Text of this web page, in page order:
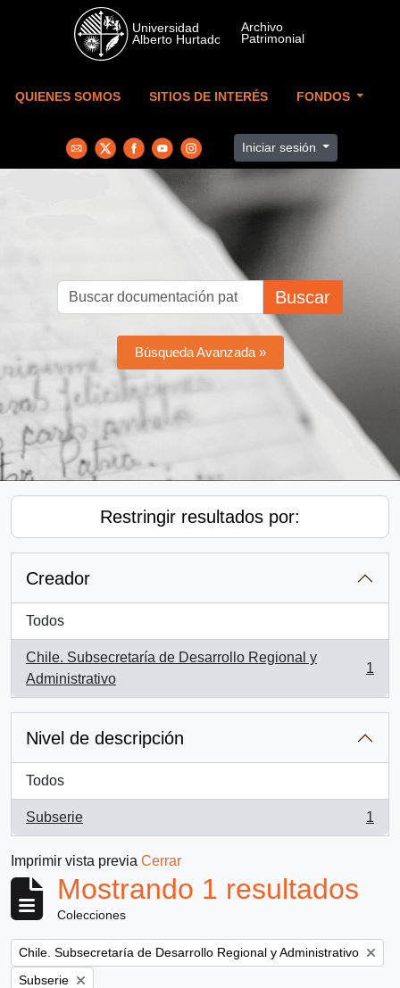
Skip to main content
QUIENES SOMOS SITIOS DE INTERÉS FONDOS
Iniciar sesión
Buscar
Búsqueda Avanzada »
Restringir resultados por:
Creador
Todos
Chile. Subsecretaría de Desarrollo Regional y
Administrativo
, 1 resultados
1
Nivel de descripción
Todos
Subserie
, 1 resultados
1
Imprimir vista previa Cerrar
Mostrando 1 resultados
Colecciones
Remove filter:
Chile. Subsecretaría de Desarrollo Regional y Administrativo
Remove filter:
Subserie